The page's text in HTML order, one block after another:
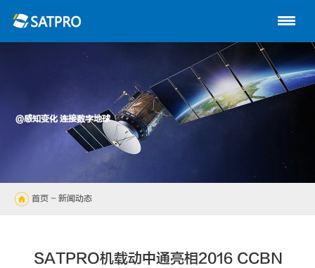
关于星展
动中通系列
@感知变化 连接数字地球
首页 - 新闻动态
SATPRO机载动中通亮相2016 CCBN